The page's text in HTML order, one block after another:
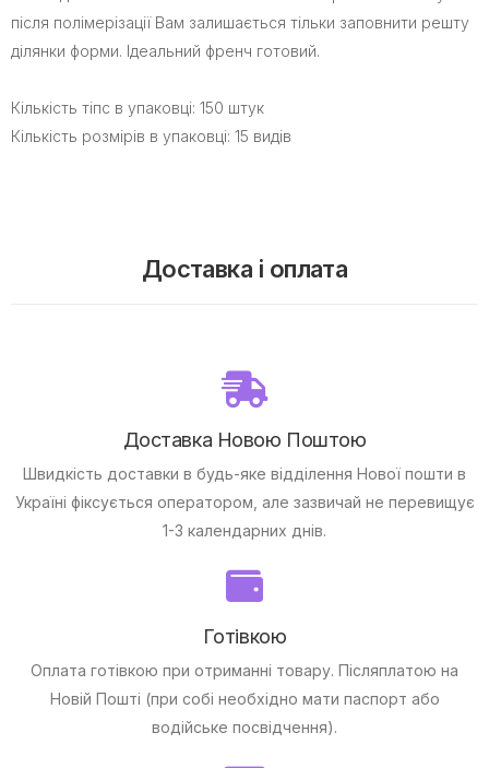
після полімерізації Вам залишається тільки заповнити решту
ділянки форми. Ідеальний френч готовий.
Кількість тіпс в упаковці: 150 штук
Кількість розмірів в упаковці: 15 видів
Доставка і оплата
Доставка Новою Поштою
Швидкість доставки в будь-яке відділення Нової пошти в
Україні фіксується оператором, але зазвичай не перевищує
1-3 календарних днів.
Готівкою
Оплата готівкою при отриманні товару. Післяплатою на
Новій Пошті (при собі необхідно мати паспорт або
водійське посвідчення).